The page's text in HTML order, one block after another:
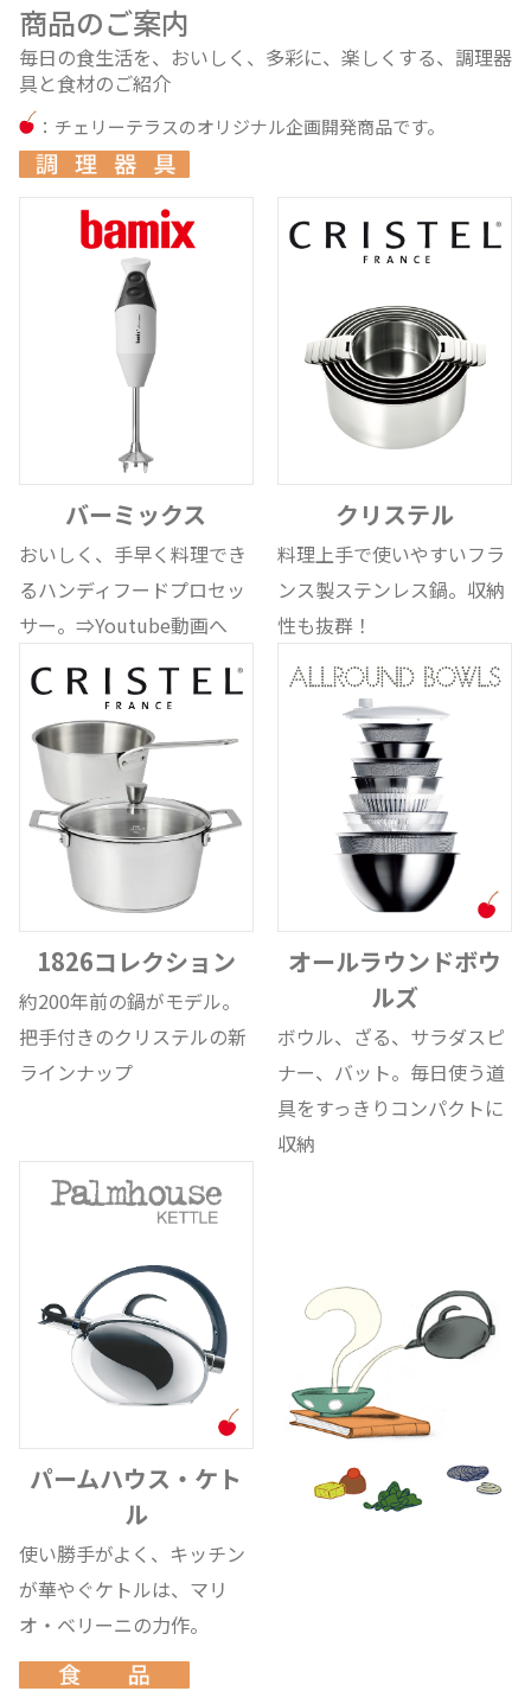
商品のご案内
毎日の食生活を、おいしく、多彩に、楽しくする、調理器
具と食材のご紹介
：チェリーテラスのオリジナル企画開発商品です。
バーミックス
おいしく、手早く料理でき
るハンディフードプロセッ
サー。 ⇒Youtube動画へ
クリステル
料理上手で使いやすいフラ
ンス製ステンレス鍋。収納
性も抜群！
1826コレクション
約200年前の鍋がモデル。
把手付きのクリステルの新
ラインナップ
オールラウンドボウ
ルズ
ボウル、ざる、サラダスピ
ナー、バット。毎日使う道
具をすっきりコンパクトに
収納
パームハウス・ケト
ル
使い勝手がよく、キッチン
が華やぐケトルは、マリ
オ・ベリーニの力作。